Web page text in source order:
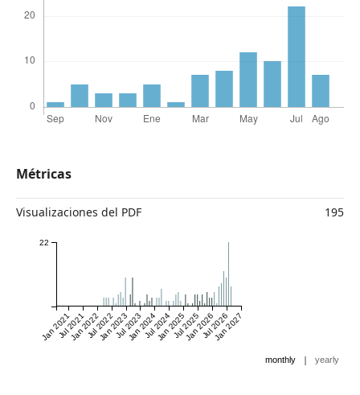
Métricas
Visualizaciones del PDF 195
Jan 2021Jul 2021
Jan 2022Jul 2022
Jan 2023Jul 2023
Jan 2024Jul 2024
Jan 2025Jul 2025
Jan 2026Jul 2026
Jan 2027
22
monthly | yearly